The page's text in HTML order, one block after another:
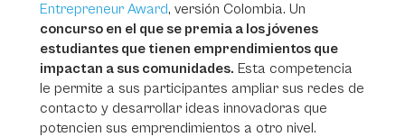
Entrepreneur Award, versión Colombia. Un
concurso en el que se premia a los jóvenes
estudiantes que tienen emprendimientos que
impactan a sus comunidades. Esta competencia
le permite a sus participantes ampliar sus redes de
contacto y desarrollar ideas innovadoras que
potencien sus emprendimientos a otro nivel.